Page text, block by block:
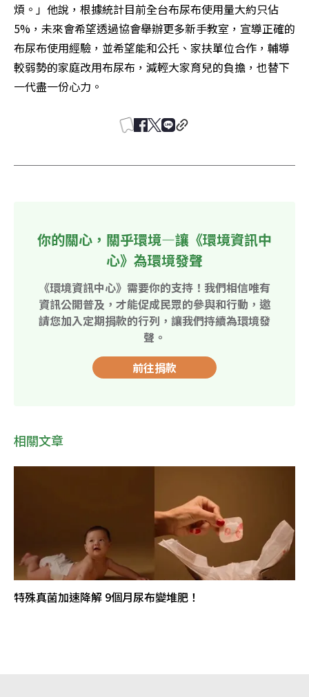
煩。」他說，根據統計目前全台布尿布使用量大約只佔
5%，未來會希望透過協會舉辦更多新手教室，宣導正確的
布尿布使用經驗，並希望能和公托、家扶單位合作，輔導
較弱勢的家庭改用布尿布，減輕大家育兒的負擔，也替下
一代盡一份心力。
你的關心，關乎環境—讓《環境資訊中
心》為環境發聲
《環境資訊中心》需要你的支持！我們相信唯有
資訊公開普及，才能促成民眾的參與和行動，邀
請您加入定期捐款的行列，讓我們持續為環境發
聲。
前往捐款
相關文章
特殊真菌加速降解 9個月尿布變堆肥！